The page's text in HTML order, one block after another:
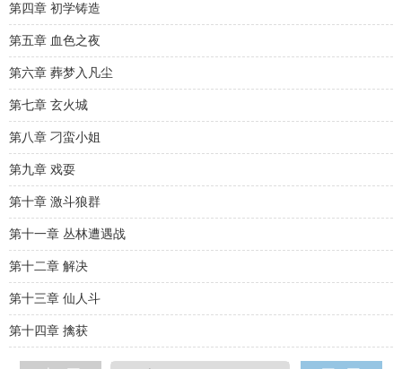
第四章 初学铸造
第五章 血色之夜
第六章 葬梦入凡尘
第七章 玄火城
第八章 刁蛮小姐
第九章 戏耍
第十章 激斗狼群
第十一章 丛林遭遇战
第十二章 解决
第十三章 仙人斗
第十四章 擒获